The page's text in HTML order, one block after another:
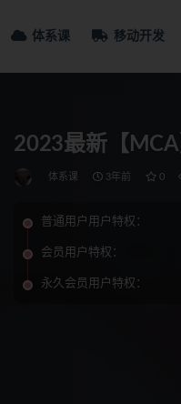
体系课 移动开发
2023最新【MCA
体系课 3年前 0
普通用户用户特权：
会员用户特权：
永久会员用户特权：